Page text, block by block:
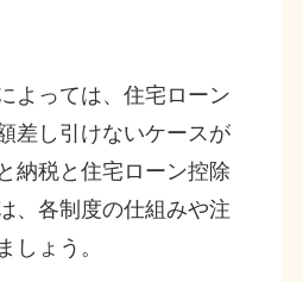
よっては、住宅ローン
差し引けないケースが
納税と住宅ローン控除
、各制度の仕組みや注
しょう。